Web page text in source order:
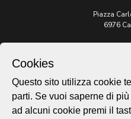
Piazza
6976
t. +41
Sito
Cookies
Questo sito utilizza cookie
parti. Se vuoi saperne di
ad alcuni cookie premi il